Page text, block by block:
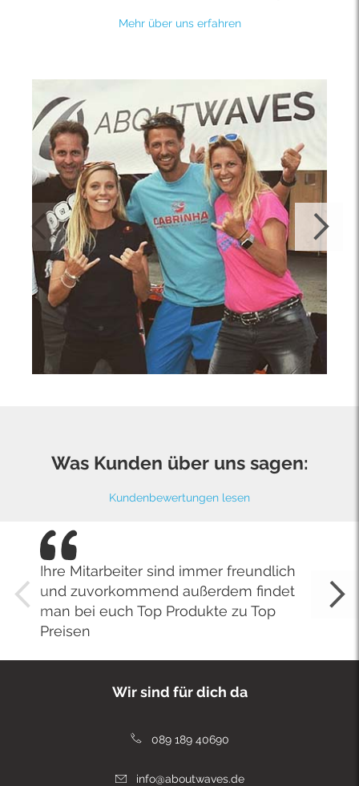
Mehr über uns erfahren
Was Kunden über uns sagen:
Kundenbewertungen lesen
Ihre Mitarbeiter sind immer freundlich
und zuvorkommend außerdem findet
man bei euch Top Produkte zu Top
Preisen
Wir sind für dich da
089 189 40690
info@aboutwaves.de